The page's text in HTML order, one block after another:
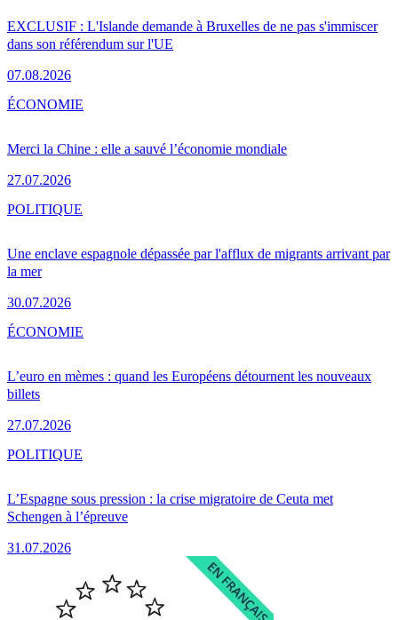
EXCLUSIF : L'Islande demande à Bruxelles de ne pas s'immiscer
dans son référendum sur l'UE
07.08.2026
Merci la Chine : elle a sauvé l’économie mondiale
27.07.2026
ÉCONOMIE
Une enclave espagnole dépassée par l'afflux de migrants arrivant par
la mer
30.07.2026
POLITIQUE
L’euro en mèmes : quand les Européens détournent les nouveaux
billets
27.07.2026
ÉCONOMIE
L’Espagne sous pression : la crise migratoire de Ceuta met
Schengen à l’épreuve
31.07.2026
POLITIQUE